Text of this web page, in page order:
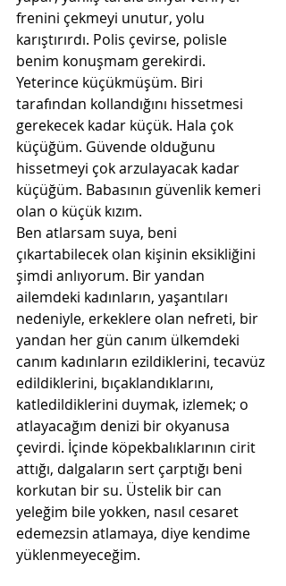
frenini çekmeyi unutur, yolu
karıştırırdı. Polis çevirse, polisle
benim konuşmam gerekirdi.
Yeterince küçükmüşüm. Biri
tarafından kollandığını hissetmesi
gerekecek kadar küçük. Hala çok
küçüğüm. Güvende olduğunu
hissetmeyi çok arzulayacak kadar
küçüğüm. Babasının güvenlik kemeri
olan o küçük kızım.
Ben atlarsam suya, beni
çıkartabilecek olan kişinin eksikliğini
şimdi anlıyorum. Bir yandan
ailemdeki kadınların, yaşantıları
nedeniyle, erkeklere olan nefreti, bir
yandan her gün canım ülkemdeki
canım kadınların ezildiklerini, tecavüz
edildiklerini, bıçaklandıklarını,
katledildiklerini duymak, izlemek; o
atlayacağım denizi bir okyanusa
çevirdi. İçinde köpekbalıklarının cirit
attığı, dalgaların sert çarptığı beni
korkutan bir su. Üstelik bir can
yeleğim bile yokken, nasıl cesaret
edemezsin atlamaya, diye kendime
yüklenmeyeceğim.